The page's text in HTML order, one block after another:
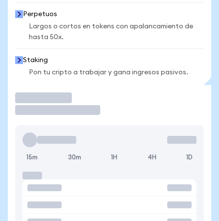
Perpetuos
Largos o cortos en tokens con apalancamiento de
hasta 50x.
Staking
Pon tu cripto a trabajar y gana ingresos pasivos.
15m 30m 1H 4H 1D